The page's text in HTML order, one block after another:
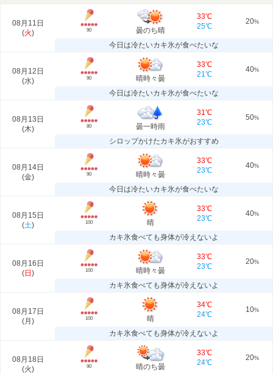
08月11日
(火) 90 曇のち晴
33℃
25℃
20%
今日は冷たいカキ氷が食べたいな
08月12日
(水) 90 晴時々曇
33℃
21℃
40%
今日は冷たいカキ氷が食べたいな
08月13日
(木) 80 曇一時雨
31℃
23℃
50%
シロップかけたカキ氷がおすすめ
08月14日
(金) 90 晴時々曇
33℃
23℃
40%
今日は冷たいカキ氷が食べたいな
08月15日
(土) 100 晴
33℃
23℃
40%
カキ氷食べても身体が冷えないよ
08月16日
(日 ) 100 晴時々曇
33℃
23℃
20%
カキ氷食べても身体が冷えないよ
08月17日
(月 ) 100 晴
34℃
24℃
10%
カキ氷食べても身体が冷えないよ
08月18日
(火) 90 晴のち曇
33℃
24℃
20%